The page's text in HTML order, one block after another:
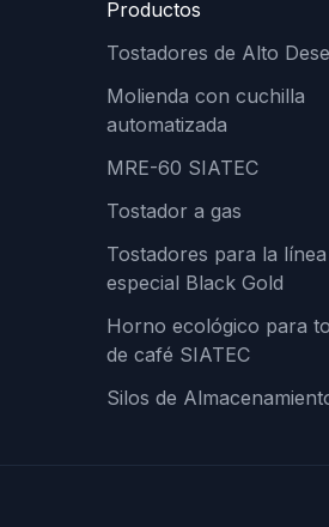
Productos
Tostadores de Alto
Molienda con cuchilla
automatizada
MRE-60 SIATEC
Tostador a gas
Tostadores para la
especial Black Gold
Horno ecológico para
de café SIATEC
Silos de